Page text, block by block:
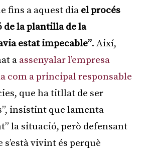
fins a aquest dia el procés
de la plantilla de la
estat impecable”. Així,
a assenyalar l’empresa
com a principal responsable
que ha titllat de ser
insistint que lamenta
la situació, però defensant
vivint és perquè